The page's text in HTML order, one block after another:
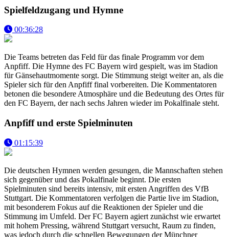
Spielfeldzugang und Hymne
00:36:28
Die Teams betreten das Feld für das finale Programm vor dem
Anpfiff. Die Hymne des FC Bayern wird gespielt, was im Stadion
für Gänsehautmomente sorgt. Die Stimmung steigt weiter an, als die
Spieler sich für den Anpfiff final vorbereiten. Die Kommentatoren
betonen die besondere Atmosphäre und die Bedeutung des Ortes für
den FC Bayern, der nach sechs Jahren wieder im Pokalfinale steht.
Anpfiff und erste Spielminuten
01:15:39
Die deutschen Hymnen werden gesungen, die Mannschaften stehen
sich gegenüber und das Pokalfinale beginnt. Die ersten
Spielminuten sind bereits intensiv, mit ersten Angriffen des VfB
Stuttgart. Die Kommentatoren verfolgen die Partie live im Stadion,
mit besonderem Fokus auf die Reaktionen der Spieler und die
Stimmung im Umfeld. Der FC Bayern agiert zunächst wie erwartet
mit hohem Pressing, während Stuttgart versucht, Raum zu finden,
was jedoch durch die schnellen Bewegungen der Münchner